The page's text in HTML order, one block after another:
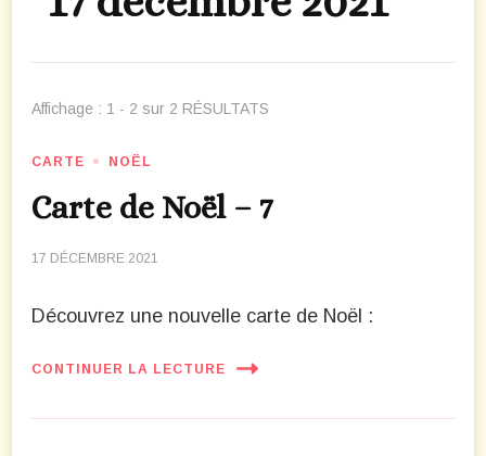
Affichage : 1 - 2 sur 2 RÉSULTATS
CARTE NOËL
Carte de Noël – 7
17 DÉCEMBRE 2021
Découvrez une nouvelle carte de Noël :
CONTINUER LA LECTURE